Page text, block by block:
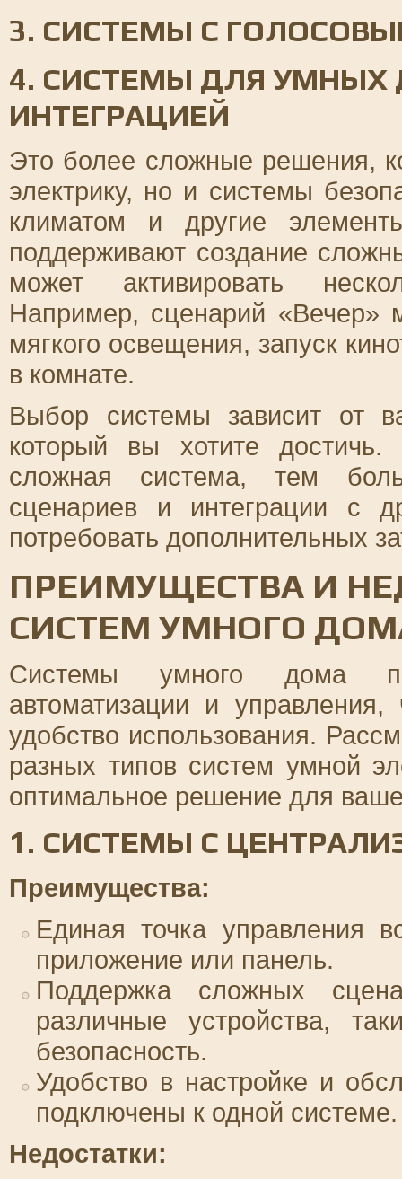
3. СИСТЕМЫ С
4. СИСТЕМЫ ДЛЯ УМНЫХ
ИНТЕГРАЦИЕЙ
Это более сложные решения,
электрику, но и системы
климатом и другие
поддерживают создание
может активировать
Например, сценарий «Вечер»
мягкого освещения, запуск
в комнате.
Выбор системы зависит от
который вы хотите
сложная система, тем
сценариев и интеграции с
потребовать дополнительных
ПРЕИМУЩЕСТВА И
СИСТЕМ УМНОГО
Системы умного дома
автоматизации и
удобство использования.
разных типов систем умной
оптимальное решение для
1. СИСТЕМЫ С
Преимущества:
Единая точка управления
приложение или панель.
Поддержка сложных
различные устройства,
безопасность.
Удобство в настройке и
подключены к одной системе.
Недостатки: